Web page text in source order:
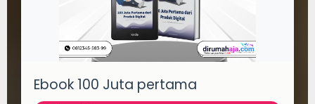
Ebook 100 Juta pertama